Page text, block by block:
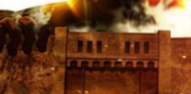
劇
情
（分
集
劇
情